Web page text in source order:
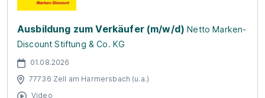
Ausbildung zum Verkäufer (m/w/d) Netto Marken-
Discount Stiftung & Co. KG
01.08.2026
77736 Zell am Harmersbach (u.a.)
Video